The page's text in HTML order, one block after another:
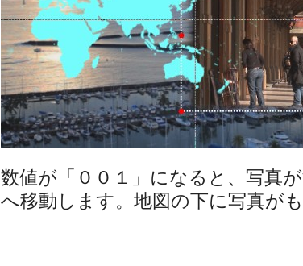
数値が「００１」になると、写真
へ移動します。地図の下に写真が